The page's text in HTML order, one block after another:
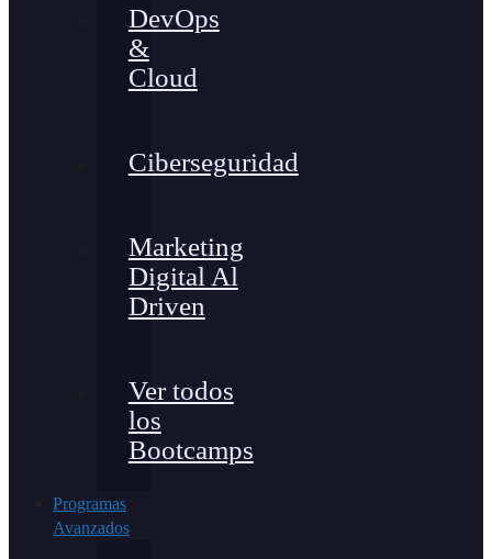
DevOps
&
Cloud
Ciberseguridad
Marketing
Digital Al
Driven
Ver todos
los
Bootcamps
Programas
Avanzados